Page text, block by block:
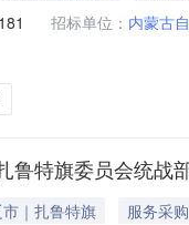
招标单位： 内蒙古
鲁特旗委员会统
｜扎鲁特旗
服务采购